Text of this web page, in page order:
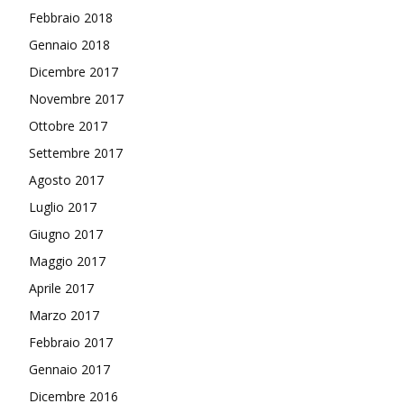
Febbraio 2018
Gennaio 2018
Dicembre 2017
Novembre 2017
Ottobre 2017
Settembre 2017
Agosto 2017
Luglio 2017
Giugno 2017
Maggio 2017
Aprile 2017
Marzo 2017
Febbraio 2017
Gennaio 2017
Dicembre 2016